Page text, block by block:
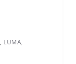
, LUMA,